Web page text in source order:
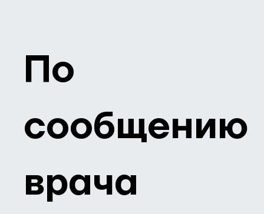
По
сообщению
врача